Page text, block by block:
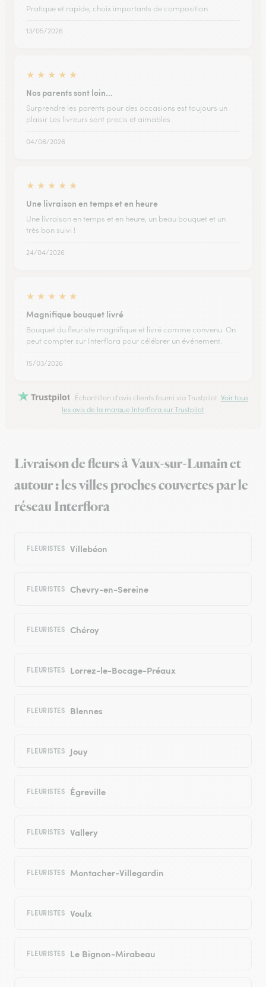
Pratique et rapide, choix importants de composition
13/05/2026
★ ★ ★ ★ ★
Nos parents sont loin...
Surprendre les parents pour des occasions est toujours un
plaisir Les livreurs sont precis et aimables
04/06/2026
★ ★ ★ ★ ★
Une livraison en temps et en heure
Une livraison en temps et en heure, un beau bouquet et un
très bon suivi !
24/04/2026
★ ★ ★ ★ ★
Magnifique bouquet livré
Bouquet du fleuriste magnifique et livré comme convenu. On
peut compter sur Interflora pour célébrer un événement.
15/03/2026
Trustpilot Échantillon d'avis clients fourni via Trustpilot. Voir tous
les avis de la marque Interflora sur Trustpilot
Livraison de fleurs à Vaux-sur-Lunain et
autour : les villes proches couvertes par le
réseau Interflora
FLEURISTES Villebéon
FLEURISTES Chevry-en-Sereine
FLEURISTES Chéroy
FLEURISTES Lorrez-le-Bocage-Préaux
FLEURISTES Blennes
FLEURISTES Jouy
FLEURISTES Égreville
FLEURISTES Vallery
FLEURISTES Montacher-Villegardin
FLEURISTES Voulx
FLEURISTES Le Bignon-Mirabeau